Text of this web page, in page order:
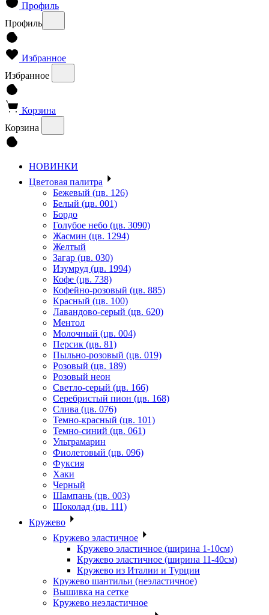
Профиль
Профиль
Избранное
Избранное
Корзина
Корзина
НОВИНКИ
Цветовая палитра
Бежевый (цв. 126)
Белый (цв. 001)
Бордо
Голубое небо (цв. 3090)
Жасмин (цв. 1294)
Желтый
Загар (цв. 030)
Изумруд (цв. 1994)
Кофе (цв. 738)
Кофейно-розовый (цв. 885)
Красный (цв. 100)
Лавандово-серый (цв. 620)
Ментол
Молочный (цв. 004)
Персик (цв. 81)
Пыльно-розовый (цв. 019)
Розовый (цв. 189)
Розовый неон
Светло-серый (цв. 166)
Серебристый пион (цв. 168)
Слива (цв. 076)
Темно-красный (цв. 101)
Темно-синий (цв. 061)
Ультрамарин
Фиолетовый (цв. 096)
Фуксия
Хаки
Черный
Шампань (цв. 003)
Шоколад (цв. 111)
Кружево
Кружево эластичное
Кружево эластичное (ширина 1-10см)
Кружево эластичное (ширина 11-40см)
Кружево из Италии и Турции
Кружево шантильи (неэластичное)
Вышивка на сетке
Кружево неэластичное